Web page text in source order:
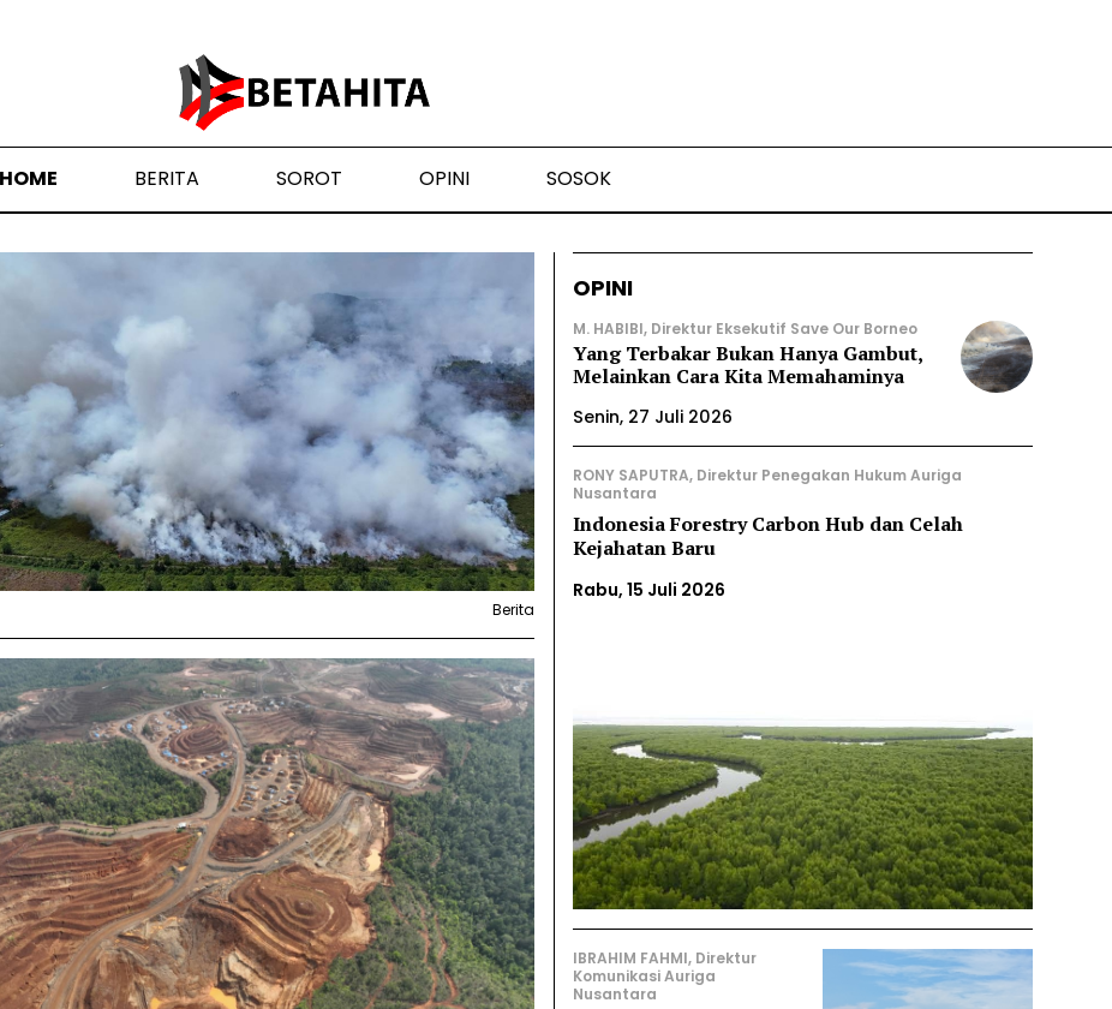
HOME BERITA SOROT OPINI SOSOK
Berita
OPINI
M. HABIBI, Direktur Eksekutif Save Our Borneo
Yang Terbakar Bukan Hanya Gambut,
Melainkan Cara Kita Memahaminya
Senin, 27 Juli 2026
RONY SAPUTRA, Direktur Penegakan Hukum Auriga
Nusantara
Indonesia Forestry Carbon Hub dan Celah
Kejahatan Baru
Rabu, 15 Juli 2026
IBRAHIM FAHMI, Direktur
Komunikasi Auriga
Nusantara